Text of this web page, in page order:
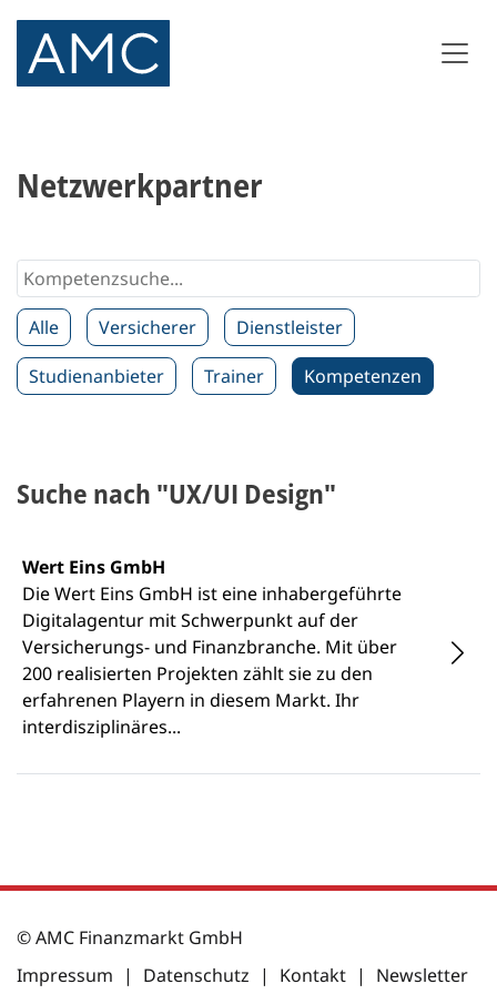
Netzwerkpartner
Alle Versicherer
Dienstleister
Studienanbieter
Trainer Kompetenzen
Suche nach "UX/UI Design"
Wert Eins GmbH
Die Wert Eins GmbH ist eine inhabergeführte
Digitalagentur mit Schwerpunkt auf der
Versicherungs- und Finanzbranche. Mit über
200 realisierten Projekten zählt sie zu den
erfahrenen Playern in diesem Markt. Ihr
interdisziplinäres...
© AMC Finanzmarkt GmbH
Impressum | Datenschutz | Kontakt | Newsletter